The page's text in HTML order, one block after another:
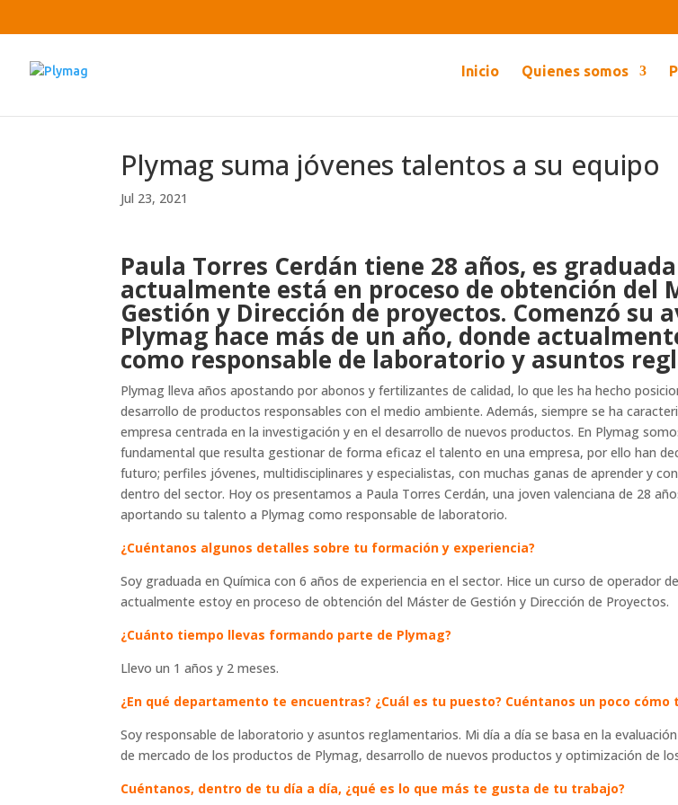
Inicio Quienes somos
Plymag suma jóvenes talentos a su equipo
Jul 23, 2021
Paula Torres Cerdán tiene 28 años, es
actualmente está en proceso de obtención del
Gestión y Dirección de proyectos. Comenzó su
Plymag hace más de un año, donde
como responsable de laboratorio y asuntos
Plymag lleva años apostando por abonos y fertilizantes de calidad, lo que les ha hecho
desarrollo de productos responsables con el medio ambiente. Además, siempre se ha
empresa centrada en la investigación y en el desarrollo de nuevos productos. En Plymag
fundamental que resulta gestionar de forma eficaz el talento en una empresa, por ello han
futuro; perfiles jóvenes, multidisciplinares y especialistas, con muchas ganas de aprender y
dentro del sector. Hoy os presentamos a Paula Torres Cerdán, una joven valenciana de 28
aportando su talento a Plymag como responsable de laboratorio.
¿Cuéntanos algunos detalles sobre tu formación y experiencia?
Soy graduada en Química con 6 años de experiencia en el sector. Hice un curso de operador
actualmente estoy en proceso de obtención del Máster de Gestión y Dirección de Proyectos.
¿Cuánto tiempo llevas formando parte de Plymag?
Llevo un 1 años y 2 meses.
¿En qué departamento te encuentras? ¿Cuál es tu puesto? Cuéntanos un poco
Soy responsable de laboratorio y asuntos reglamentarios. Mi día a día se basa en la
de mercado de los productos de Plymag, desarrollo de nuevos productos y optimización de
Cuéntanos, dentro de tu día a día, ¿qué es lo que más te gusta de tu trabajo?